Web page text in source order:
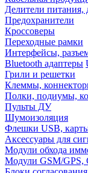
Делители питания,
Предохранители
Кроссоверы
Переходные рамки
Интерфейсы,
Bluetooth адаптеры
Грили и решетки
Клеммы,
Полки, подиумы,
Пульты ДУ
Шумоизоляция
Флешки USB,
Аксессуары для
Модули обхода
Модули GSM/GPS,